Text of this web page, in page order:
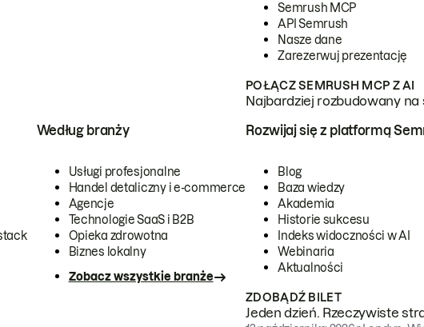
Semrush MCP
API Semrush
Nasze dane
Zarezerwuj prezentację
POŁĄCZ SEMRUSH MCP Z AI
Najbardziej rozbudowany
Według branży
Usługi profesjonalne
Handel detaliczny i e-commerce
Agencje
Technologie SaaS i B2B
Opieka zdrowotna
Biznes lokalny
Zobacz wszystkie branże
Rozwijaj się z platformą
Blog
Baza wiedzy
Akademia
Historie sukcesu
Indeks widoczności w AI
Webinaria
Aktualności
ZDOBĄDŹ BILET
Jeden dzień. Rzeczywiste